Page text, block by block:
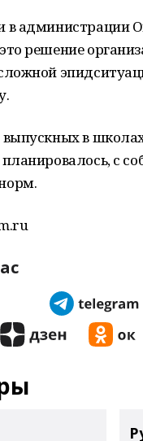
в администрации
решение
выпускных в
с